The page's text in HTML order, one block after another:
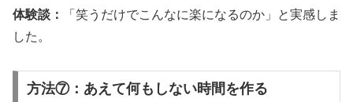
体験談：
「笑うだけでこんなに楽になるのか」と実感しま
した。
方法⑦：あえて何もしない時間を作る